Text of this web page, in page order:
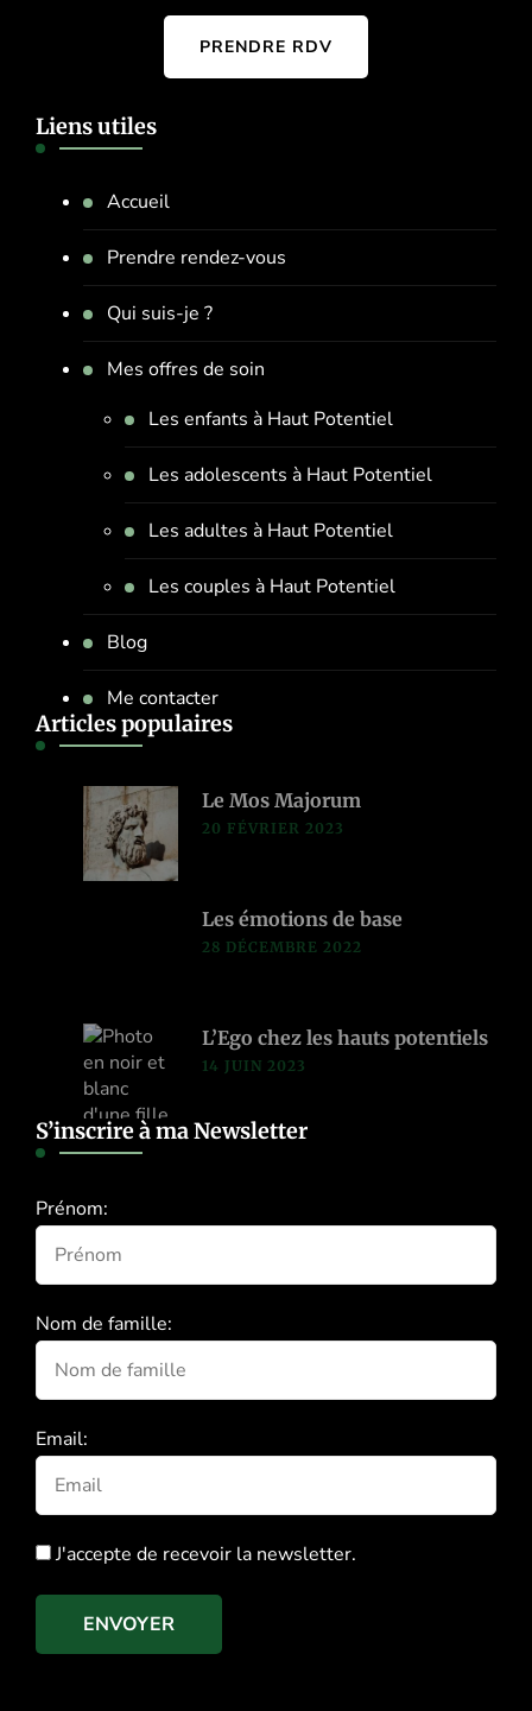
PRENDRE RDV
Liens utiles
Accueil
Prendre rendez-vous
Qui suis-je ?
Mes offres de soin
Les enfants à Haut Potentiel
Les adolescents à Haut Potentiel
Les adultes à Haut Potentiel
Les couples à Haut Potentiel
Blog
Me contacter
Articles populaires
Le Mos Majorum
20 FÉVRIER 2023
Les émotions de base
28 DÉCEMBRE 2022
L’Ego chez les hauts potentiels
14 JUIN 2023
S’inscrire à ma Newsletter
Prénom:
Nom de famille:
Email:
J'accepte de recevoir la newsletter.
ENVOYER